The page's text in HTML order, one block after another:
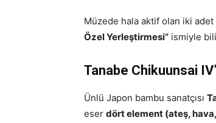
Müzede hala aktif olan iki
Özel Yerleştirmesi” ismiyle
Tanabe Chikuunsai
Ünlü Japon bambu sanatçısı
eser dört element (ateş,